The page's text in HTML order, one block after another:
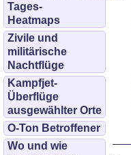
Tages-
Heatmaps
Zivile und
militärische
Nachtflüge
Kampfjet-
Überflüge
ausgewählter Orte
O-Ton Betroffener
Wo und wie